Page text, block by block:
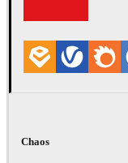
Chaos